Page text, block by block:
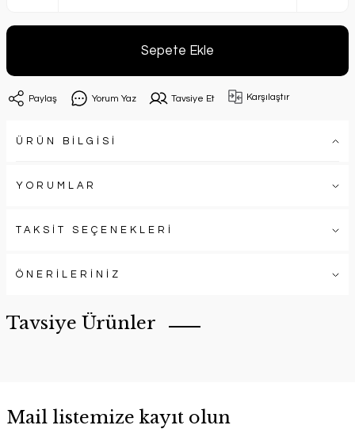
Sepete Ekle
Paylaş Yorum Yaz Tavsiye Et Karşılaştır
ÜRÜN BİLGİSİ
YORUMLAR
TAKSİT SEÇENEKLERİ
ÖNERİLERİNİZ
Tavsiye Ürünler
Mail listemize kayıt olun